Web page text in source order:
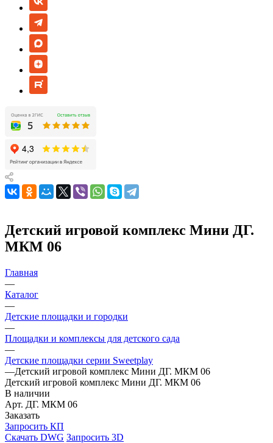
Детский игровой комплекс Мини ДГ.
МКМ 06
Главная
—
Каталог
—
Детские площадки и городки
—
Площадки и комплексы для детского сада
—
Детские площадки серии Sweetplay
—Детский игровой комплекс Мини ДГ. МКМ 06
Детский игровой комплекс Мини ДГ. МКМ 06
В наличии
Арт. ДГ. МКМ 06
Заказать
Запросить КП
Скачать DWG Запросить 3D